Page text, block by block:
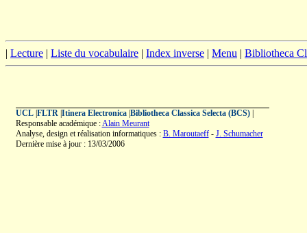
| Lecture | Liste du vocabulaire | Index inverse | Menu | Bibliotheca
UCL| FLTR| Itinera Electronica| Bibliotheca Classica Selecta (BCS)|
Responsable académique :Alain Meurant
Analyse, design et réalisation informatiques : B. Maroutaeff- J. Schumacher
Dernière mise à jour : 13/03/2006